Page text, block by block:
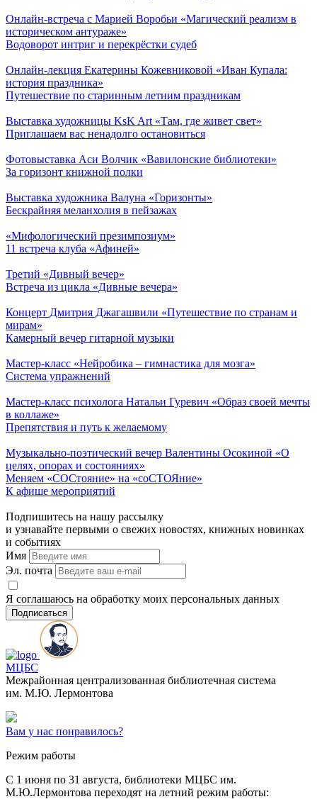
Онлайн-встреча с Марией Воробьи «Магический реализм в
историческом антураже»
Водоворот интриг и перекрёстки судеб
Онлайн-лекция Екатерины Кожевниковой «Иван Купала:
история праздника»
Путешествие по старинным летним праздникам
Выставка художницы KsK Art «Там, где живет свет»
Приглашаем вас ненадолго остановиться
Фотовыставка Аси Волчик «Вавилонские библиотеки»
За горизонт книжной полки
Выставка художника Валуна «Горизонты»
Бескрайняя меланхолия в пейзажах
«Мифологический презимпозиум»
11 встреча клуба «Афиней»
Третий «Дивный вечер»
Встреча из цикла «Дивные вечера»
Концерт Дмитрия Джагашвили «Путешествие по странам и
мирам»
Камерный вечер гитарной музыки
Мастер-класс «Нейробика – гимнастика для мозга»
Система упражнений
Мастер-класс психолога Натальи Гуревич «Образ своей мечты
в коллаже»
Препятствия и путь к желаемому
Музыкально-поэтический вечер Валентины Осокиной «О
целях, опорах и состояниях»
Меняем «СОСтояние» на «соСТОЯние»
К афише мероприятий
Подпишитесь на нашу рассылку
и узнавайте первыми о свежих новостях, книжных новинках
и событиях
Имя
Эл. почта
Я соглашаюсь на обработку моих персональных данных
Подписаться
МЦБС
Межрайонная централизованная библиотечная система
им. М.Ю. Лермонтова
Вам у нас понравилось?
Режим работы
C 1 июня по 31 августа, библиотеки МЦБС им.
М.Ю.Лермонтова переходят на летний режим работы: